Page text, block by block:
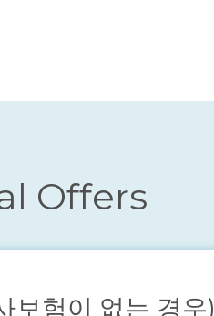
Offers
보험이 없는 경우)